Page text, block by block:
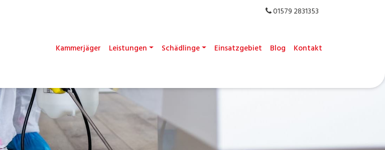
01579 2831353
Kammerjäger Leistungen Schädlinge Einsatzgebiet Blog Kontakt